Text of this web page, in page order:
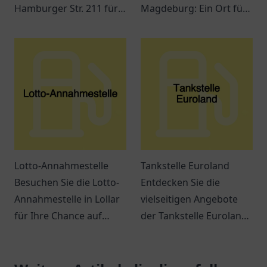
Hamburger Str. 211 für
verschiedene
Magdeburg: Ein Ort für
Snacks und freundlichen
Lotto-Annahmestelle
Besuchen Sie die Lotto-
Annahmestelle in Lollar
für Ihre Chance auf
Tankstelle Euroland
Entdecken Sie die
vielseitigen Angebote
der Tankstelle Euroland